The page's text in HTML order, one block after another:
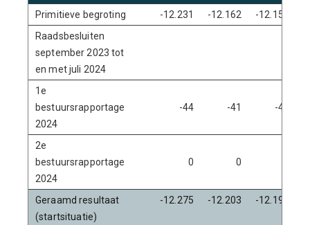
Primitieve begroting
-12.231 -12.162 -12.156
Raadsbesluiten
september 2023 tot
en met juli 2024
1e
bestuursrapportage
2024
-44 -41 -42
2e
bestuursrapportage
2024
0 0
Geraamd resultaat
(startsituatie)
-12.275 -12.203 -12.198